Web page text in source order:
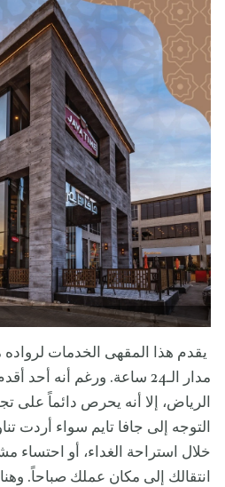
يقدم هذا المقهى الخدمات
مدار الـ24 ساعة. ورغم أنه
الرياض، إلا أنه يحرص دائماً على
التوجه إلى جافا تايم سواء أردت
خلال استراحة الغداء، أو احتساء
انتقالك إلى مكان عملك صباحاً.